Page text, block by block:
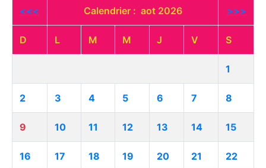
<<< Calendrier : aot 2026 >>>
D L M M J V S
1
2 3 4 5 6 7 8
9 10 11 12 13 14 15
16 17 18 19 20 21 22